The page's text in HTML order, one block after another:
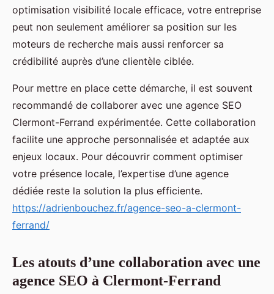
optimisation visibilité locale efficace, votre entreprise
peut non seulement améliorer sa position sur les
moteurs de recherche mais aussi renforcer sa
crédibilité auprès d’une clientèle ciblée.
Pour mettre en place cette démarche, il est souvent
recommandé de collaborer avec une agence SEO
Clermont-Ferrand expérimentée. Cette collaboration
facilite une approche personnalisée et adaptée aux
enjeux locaux. Pour découvrir comment optimiser
votre présence locale, l’expertise d’une agence
dédiée reste la solution la plus efficiente.
https://adrienbouchez.fr/agence-seo-a-clermont-
ferrand/
Les atouts d’une collaboration avec une
agence SEO à Clermont-Ferrand